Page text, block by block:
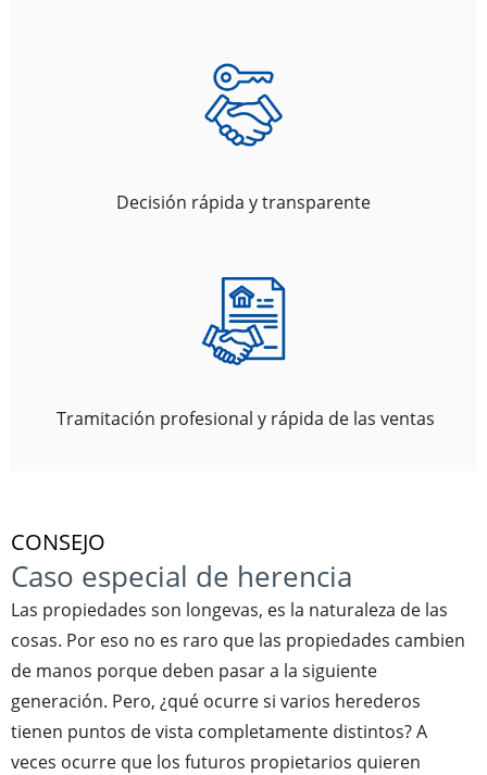
Decisión rápida y transparente
Tramitación profesional y rápida de las ventas
CONSEJO
Caso especial de herencia
Las propiedades son longevas, es la naturaleza de las
cosas. Por eso no es raro que las propiedades cambien
de manos porque deben pasar a la siguiente
generación. Pero, ¿qué ocurre si varios herederos
tienen puntos de vista completamente distintos? A
veces ocurre que los futuros propietarios quieren